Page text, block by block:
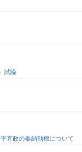
試論
直政の奉納動機について